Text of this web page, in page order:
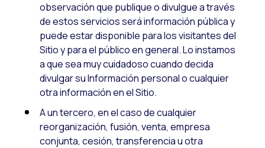
observación que publique o divulgue a través
de estos servicios será información pública y
puede estar disponible para los visitantes del
Sitio y para el público en general. Lo instamos
a que sea muy cuidadoso cuando decida
divulgar su Información personal o cualquier
otra información en el Sitio.
A un tercero, en el caso de cualquier
reorganización, fusión, venta, empresa
conjunta, cesión, transferencia u otra